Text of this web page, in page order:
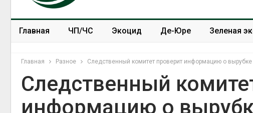
Главная ЧП/ЧС Экоцид Де-Юре Зеленая
Главная Разное Следственный комитет проверит информацию о
Следственный
информацию о